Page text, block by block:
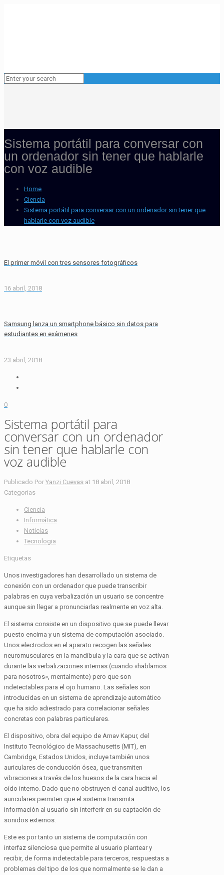
Sistema portátil para conversar con
un ordenador sin tener que hablarle
con voz audible
Home
Ciencia
Sistema portátil para conversar con un ordenador sin tener que
hablarle con voz audible
El primer móvil con tres sensores fotográficos
16 abril, 2018
Samsung lanza un smartphone básico sin datos para
estudiantes en exámenes
23 abril, 2018
0
Sistema portátil para
conversar con un ordenador
sin tener que hablarle con
voz audible
Publicado Por Yanzi Cuevas at 18 abril, 2018
Categorias
Ciencia
Informática
Noticias
Tecnologia
Etiquetas
Unos investigadores han desarrollado un sistema de
conexión con un ordenador que puede transcribir
palabras en cuya verbalización un usuario se concentre
aunque sin llegar a pronunciarlas realmente en voz alta.
El sistema consiste en un dispositivo que se puede llevar
puesto encima y un sistema de computación asociado.
Unos electrodos en el aparato recogen las señales
neuromusculares en la mandíbula y la cara que se activan
durante las verbalizaciones internas (cuando «hablamos
para nosotros», mentalmente) pero que son
indetectables para el ojo humano. Las señales son
introducidas en un sistema de aprendizaje automático
que ha sido adiestrado para correlacionar señales
concretas con palabras particulares.
El dispositivo, obra del equipo de Arnav Kapur, del
Instituto Tecnológico de Massachusetts (MIT), en
Cambridge, Estados Unidos, incluye también unos
auriculares de conducción ósea, que transmiten
vibraciones a través de los huesos de la cara hacia el
oído interno. Dado que no obstruyen el canal auditivo, los
auriculares permiten que el sistema transmita
información al usuario sin interferir en su captación de
sonidos externos.
Este es por tanto un sistema de computación con
interfaz silenciosa que permite al usuario plantear y
recibir, de forma indetectable para terceros, respuestas a
problemas del tipo de los que normalmente se le dan a